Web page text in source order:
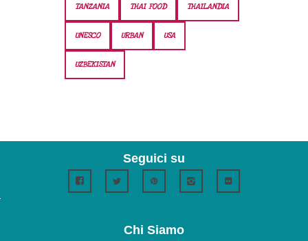
TANZANIA THAI FOOD THAILANDIA
UNESCO URBAN USA
UZBEKISTAN
Seguici su
Chi Siamo